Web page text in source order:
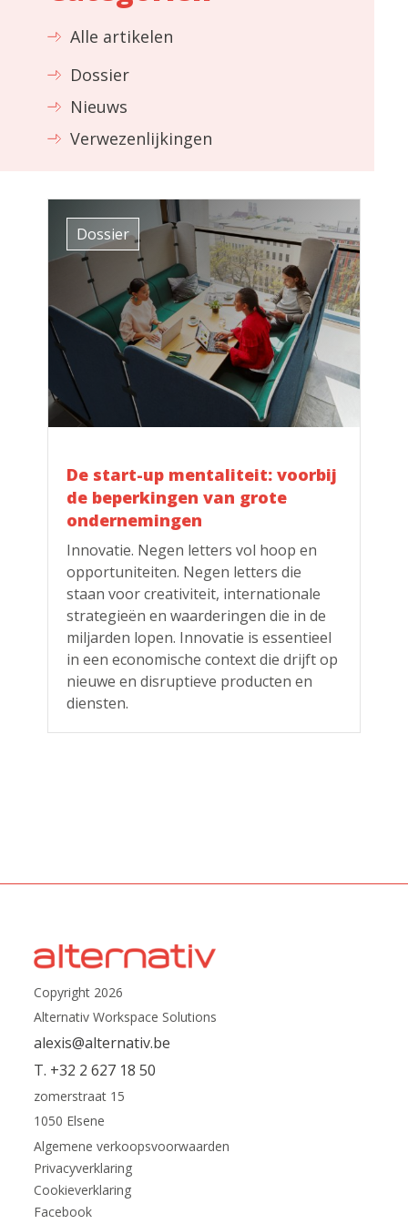
Alle artikelen
Dossier
Nieuws
Verwezenlijkingen
Dossier
De start-up mentaliteit: voorbij
de beperkingen van grote
ondernemingen
Innovatie. Negen letters vol hoop en
opportuniteiten. Negen letters die
staan voor creativiteit, internationale
strategieën en waarderingen die in de
miljarden lopen. Innovatie is essentieel
in een economische context die drijft op
nieuwe en disruptieve producten en
diensten.
Copyright 2026
Alternativ Workspace Solutions
alexis@alternativ.be
T. +32 2 627 18 50
zomerstraat 15
1050 Elsene
Algemene verkoopsvoorwaarden
Privacyverklaring
Cookieverklaring
Facebook